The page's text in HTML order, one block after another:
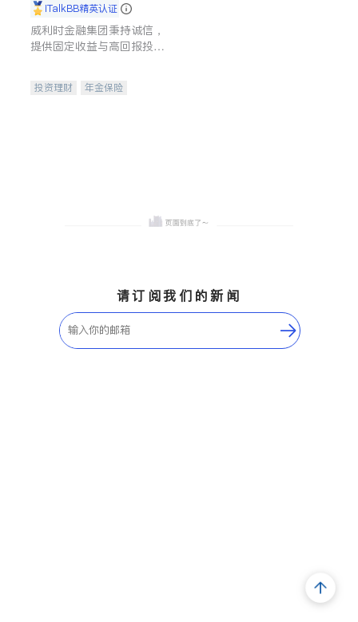
iTalkBB精英认证
威利时金融集团秉持诚信，
提供固定收益与高回报投资
合，助力客户实现目标
投资理财
年金保险
请订阅我们的新闻